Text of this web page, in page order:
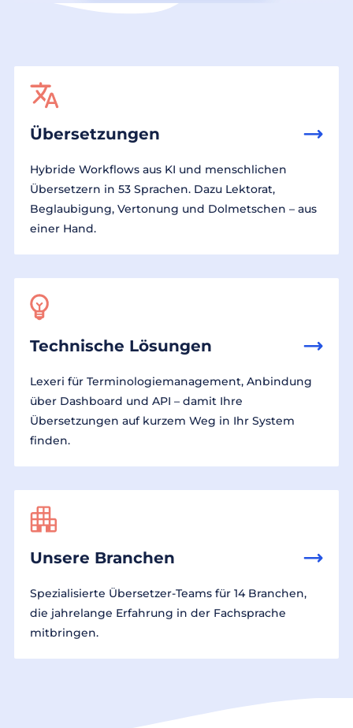
Übersetzungen
Hybride Workflows aus KI und menschlichen
Übersetzern in 53 Sprachen. Dazu Lektorat,
Beglaubigung, Vertonung und Dolmetschen – aus
einer Hand.
Technische Lösungen
Lexeri für Terminologiemanagement, Anbindung
über Dashboard und API – damit Ihre
Übersetzungen auf kurzem Weg in Ihr System
finden.
Unsere Branchen
Spezialisierte Übersetzer-Teams für 14 Branchen,
die jahrelange Erfahrung in der Fachsprache
mitbringen.